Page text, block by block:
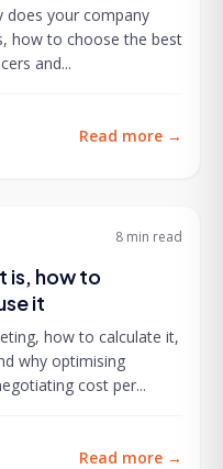
does your company
how to choose the best
and...
Read more →
8 min read
is, how to
it
how to calculate it,
why optimising
cost per...
Read more →